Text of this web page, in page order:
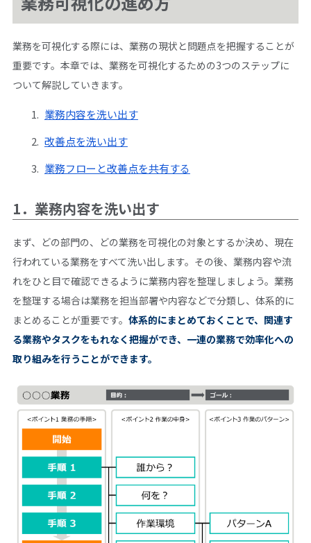
業務を可視化する際には、業務の現状と問題点を把握することが
重要です。本章では、業務を可視化するための3つのステップに
ついて解説していきます。
業務内容を洗い出す
改善点を洗い出す
業務フローと改善点を共有する
1．業務内容を洗い出す
まず、どの部門の、どの業務を可視化の対象とするか決め、現在
行われている業務をすべて洗い出します。その後、業務内容や流
れをひと目で確認できるように業務内容を整理しましょう。業務
を整理する場合は業務を担当部署や内容などで分類し、体系的に
まとめることが重要です。 体系的にまとめておくことで、関連す
る業務やタスクをもれなく把握ができ、一連の業務で効率化への
取り組みを行うことができます。